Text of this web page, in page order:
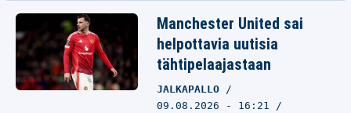
Manchester United sai
helpottavia uutisia
tähtipelaajastaan
JALKAPALLO
09.08.2026 - 16:21